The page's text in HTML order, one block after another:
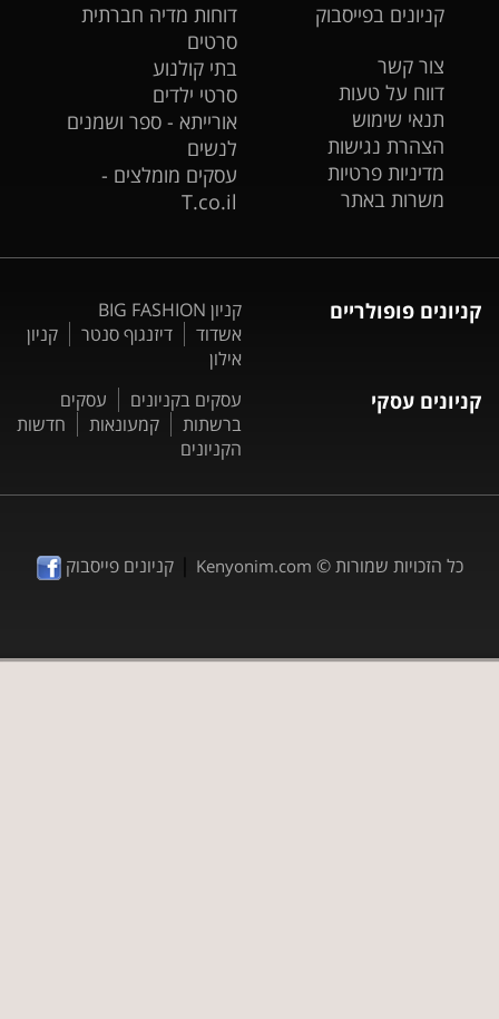
קניונים בפייסבוק
צור קשר
דווח על טעות
תנאי שימוש
הצהרת נגישות
מדיניות פרטיות
משרות באתר
דוחות מדיה חברתית
סרטים
בתי קולנוע
סרטי ילדים
אורייתא - ספר ושמנים
לנשים
עסקים מומלצים -
T.co.il
קניונים פופולריים
קניון BIG FASHION
אשדוד
דיזנגוף סנטר
קניון
אילון
קניונים עסקי עסקים בקניונים
עסקים
ברשתות
קמעונאות
חדשות
הקניונים
כל הזכויות שמורות © Kenyonim.com
|קניונים פייסבוק